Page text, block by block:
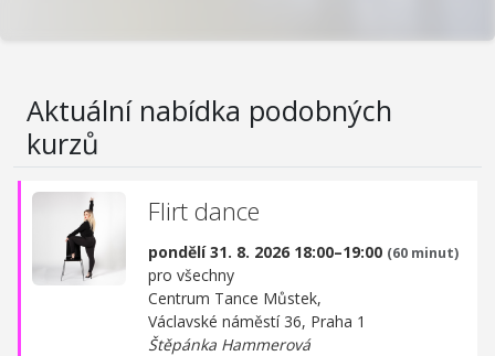
Aktuální nabídka podobných
kurzů
Flirt dance
pondělí 31. 8. 2026 18:00–19:00 (60 minut)
pro všechny
Centrum Tance Můstek,
Václavské náměstí 36, Praha 1
Štěpánka Hammerová